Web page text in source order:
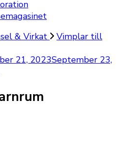
& Virkat
Vimplar till
21, 2023September 23,